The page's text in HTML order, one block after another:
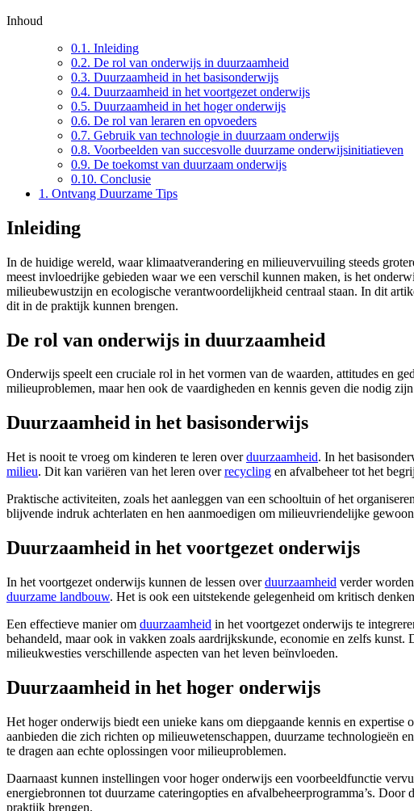
Inhoud
0.1. Inleiding
0.2. De rol van onderwijs in duurzaamheid
0.3. Duurzaamheid in het basisonderwijs
0.4. Duurzaamheid in het voortgezet onderwijs
0.5. Duurzaamheid in het hoger onderwijs
0.6. De rol van leraren en opvoeders
0.7. Gebruik van technologie in duurzaam onderwijs
0.8. Voorbeelden van succesvolle duurzame onderwijsinitiatieven
0.9. De toekomst van duurzaam onderwijs
0.10. Conclusie
1. Ontvang Duurzame Tips
Inleiding
In de huidige wereld, waar klimaatverandering en milieuvervuiling steeds
meest invloedrijke gebieden waar we een verschil kunnen maken, is het
milieubewustzijn en ecologische verantwoordelijkheid centraal staan. In dit
dit in de praktijk kunnen brengen.
De rol van onderwijs in duurzaamheid
Onderwijs speelt een cruciale rol in het vormen van de waarden, attitudes en
milieuproblemen, maar hen ook de vaardigheden en kennis geven die nodig
Duurzaamheid in het basisonderwijs
Het is nooit te vroeg om kinderen te leren overduurzaamheid. In het
milieu. Dit kan variëren van het leren overrecycling en afvalbeheer tot het
Praktische activiteiten, zoals het aanleggen van een schooltuin of het
blijvende indruk achterlaten en hen aanmoedigen om milieuvriendelijke
Duurzaamheid in het voortgezet onderwijs
In het voortgezet onderwijs kunnen de lessen overduurzaamheid verder
duurzame landbouw. Het is ook een uitstekende gelegenheid om kritisch
Een effectieve manier om duurzaamheid in het voortgezet onderwijs te
behandeld, maar ook in vakken zoals aardrijkskunde, economie en zelfs kunst.
milieukwesties verschillende aspecten van het leven beïnvloeden.
Duurzaamheid in het hoger onderwijs
Het hoger onderwijs biedt een unieke kans om diepgaande kennis en expertise
aanbieden die zich richten op milieuwetenschappen, duurzame technologieën
te dragen aan echte oplossingen voor milieuproblemen.
Daarnaast kunnen instellingen voor hoger onderwijs een voorbeeldfunctie
energiebronnen tot duurzame cateringopties en afvalbeheerprogramma’s.
praktijk brengen.